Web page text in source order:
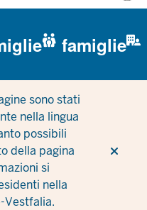
famiglie
sono stati
nella lingua
possibili
della pagina
si
nella
Vestfalia.